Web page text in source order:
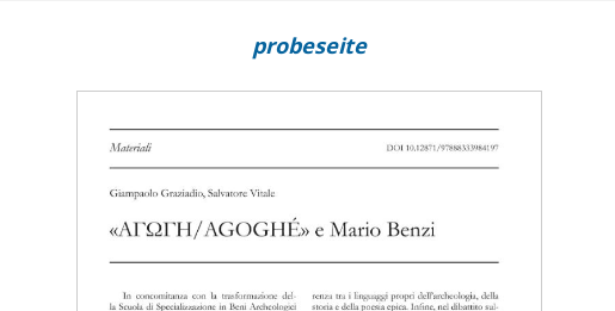
probeseite